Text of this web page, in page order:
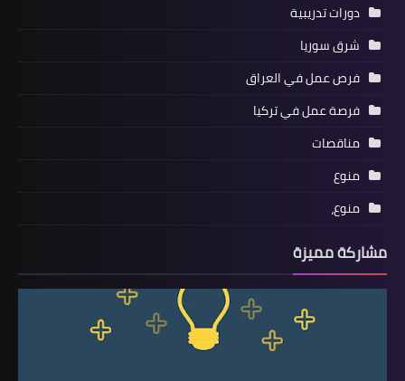
دورات تدريبية
شرق سوريا
فرص عمل في العراق
فرصة عمل في تركيا
مناقصات
منوع
منوع،
مشاركة مميزة